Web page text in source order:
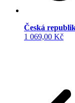
Česká
1 069,00 Kč